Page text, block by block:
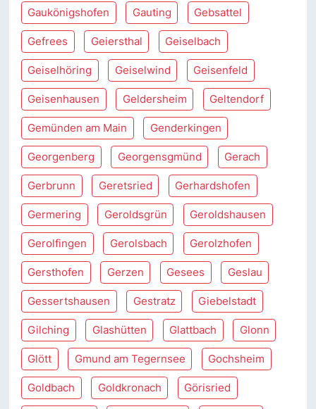
Gaukönigshofen Gauting Gebsattel
Gefrees Geiersthal Geiselbach
Geiselhöring Geiselwind Geisenfeld
Geisenhausen Geldersheim Geltendorf
Gemünden am Main Genderkingen
Georgenberg Georgensgmünd Gerach
Gerbrunn Geretsried Gerhardshofen
Germering Geroldsgrün Geroldshausen
Gerolfingen Gerolsbach Gerolzhofen
Gersthofen Gerzen Gesees Geslau
Gessertshausen Gestratz Giebelstadt
Gilching Glashütten Glattbach Glonn
Glött Gmund am Tegernsee Gochsheim
Goldbach Goldkronach Görisried